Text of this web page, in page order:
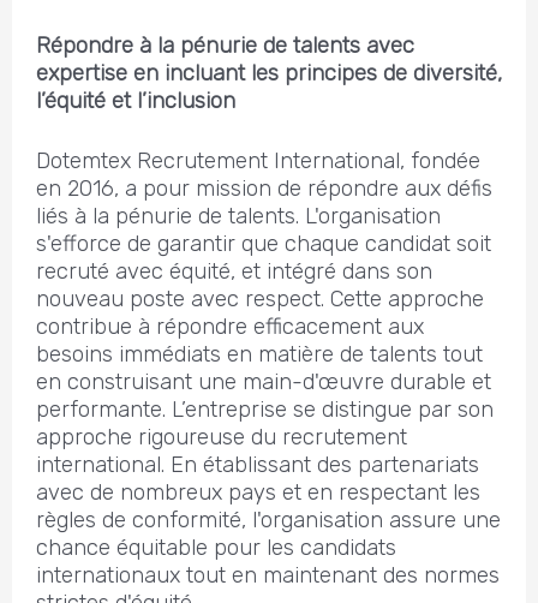
Répondre à la pénurie de talents avec
expertise en incluant les principes de diversité,
l’équité et l’inclusion
Dotemtex Recrutement International, fondée
en 2016, a pour mission de répondre aux défis
liés à la pénurie de talents. L'organisation
s'efforce de garantir que chaque candidat soit
recruté avec équité, et intégré dans son
nouveau poste avec respect. Cette approche
contribue à répondre efficacement aux
besoins immédiats en matière de talents tout
en construisant une main-d'œuvre durable et
performante. L’entreprise se distingue par son
approche rigoureuse du recrutement
international. En établissant des partenariats
avec de nombreux pays et en respectant les
règles de conformité, l'organisation assure une
chance équitable pour les candidats
internationaux tout en maintenant des normes